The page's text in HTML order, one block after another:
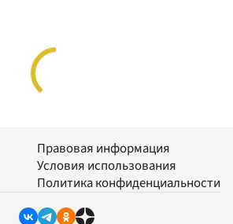
Правовая информация
Условия использования
Политика конфиденциальности